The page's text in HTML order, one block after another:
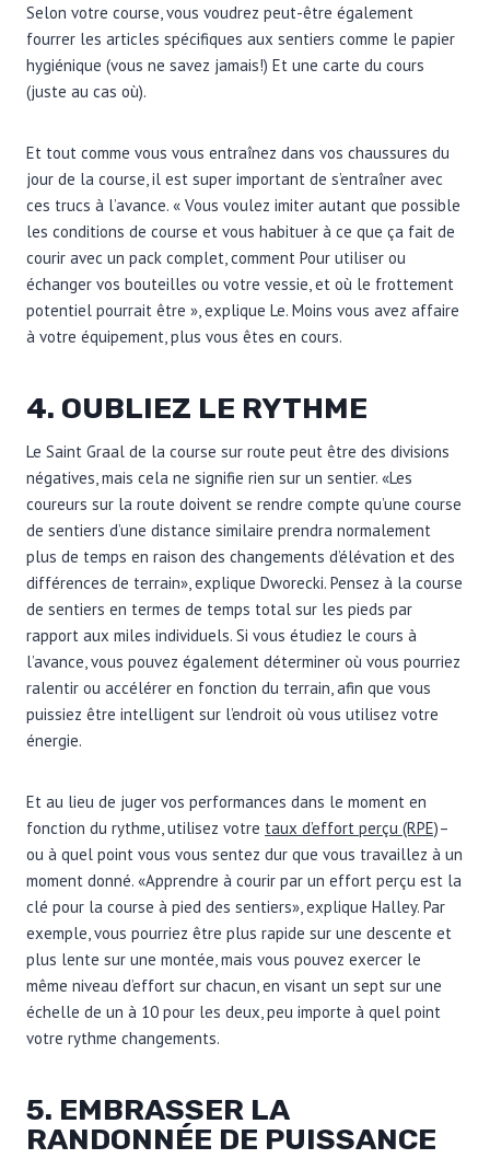
Selon votre course, vous voudrez peut-être également
fourrer les articles spécifiques aux sentiers comme le papier
hygiénique (vous ne savez jamais!) Et une carte du cours
(juste au cas où).
Et tout comme vous vous entraînez dans vos chaussures du
jour de la course, il est super important de s’entraîner avec
ces trucs à l’avance. « Vous voulez imiter autant que possible
les conditions de course et vous habituer à ce que ça fait de
courir avec un pack complet, comment Pour utiliser ou
échanger vos bouteilles ou votre vessie, et où le frottement
potentiel pourrait être », explique Le. Moins vous avez affaire
à votre équipement, plus vous êtes en cours.
4. OUBLIEZ LE RYTHME
Le Saint Graal de la course sur route peut être des divisions
négatives, mais cela ne signifie rien sur un sentier. «Les
coureurs sur la route doivent se rendre compte qu’une course
de sentiers d’une distance similaire prendra normalement
plus de temps en raison des changements d’élévation et des
différences de terrain», explique Dworecki. Pensez à la course
de sentiers en termes de temps total sur les pieds par
rapport aux miles individuels. Si vous étudiez le cours à
l’avance, vous pouvez également déterminer où vous pourriez
ralentir ou accélérer en fonction du terrain, afin que vous
puissiez être intelligent sur l’endroit où vous utilisez votre
énergie.
Et au lieu de juger vos performances dans le moment en
fonction du rythme, utilisez votre taux d’effort perçu (RPE)–
ou à quel point vous vous sentez dur que vous travaillez à un
moment donné. «Apprendre à courir par un effort perçu est la
clé pour la course à pied des sentiers», explique Halley. Par
exemple, vous pourriez être plus rapide sur une descente et
plus lente sur une montée, mais vous pouvez exercer le
même niveau d’effort sur chacun, en visant un sept sur une
échelle de un à 10 pour les deux, peu importe à quel point
votre rythme changements.
5. EMBRASSER LA
RANDONNÉE DE PUISSANCE